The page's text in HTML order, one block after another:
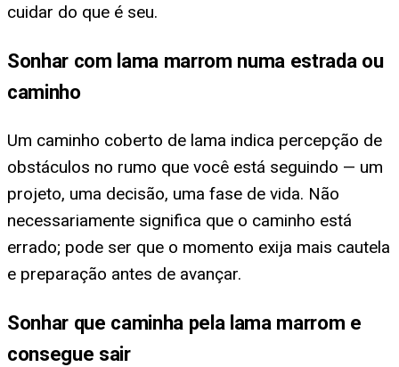
cuidar do que é seu.
Sonhar com lama marrom numa estrada ou
caminho
Um caminho coberto de lama indica percepção de
obstáculos no rumo que você está seguindo — um
projeto, uma decisão, uma fase de vida. Não
necessariamente significa que o caminho está
errado; pode ser que o momento exija mais cautela
e preparação antes de avançar.
Sonhar que caminha pela lama marrom e
consegue sair